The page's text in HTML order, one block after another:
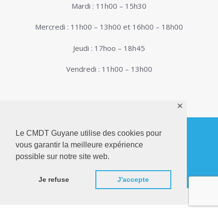
Le CMDT Guyane utilise des cookies pour
vous garantir la meilleure expérience
possible sur notre site web.
Je refuse J'accepte
✕
Mardi : 11h00 – 15h30
Mercredi : 11h00 – 13h00 et 16h00 – 18h00
Jeudi : 17hoo – 18h45
Vendredi : 11h00 – 13h00
© 2026. Conservatoire de Musique, Danse et
Internet réalisé parNetactions